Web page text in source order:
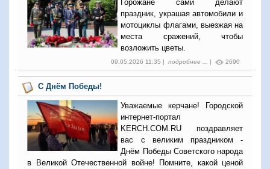
Горожане сами делают
праздник, украшая автомобили и
мотоциклы флагами, выезжая на
места сражений, чтобы
возложить цветы.
09.05.2026 11:35 | подробнее ... | 2690
С Днём Победы!
Уважаемые керчане! Городской
интернет-портал
KERCH.COM.RU поздравляет
вас с великим праздником -
Днём Победы Советского народа
в Великой Отечественной войне! Помните, какой ценой